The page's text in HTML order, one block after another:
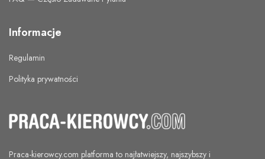
Informacje
Regulamin
Polityka prywatności
Praca-kierowcy.com platforma to najłatwiejszy, najszybszy i